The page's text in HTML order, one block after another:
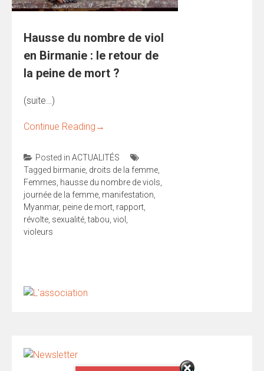
Hausse du nombre de viol
en Birmanie : le retour de
la peine de mort ?
(suite…)
Continue Reading →
Posted in ACTUALITÉS
Tagged birmanie, droits de la femme,
Femmes, hausse du nombre de viols,
journée de la femme, manifestation,
Myanmar, peine de mort, rapport,
révolte, sexualité,tabou, viol ,
violeurs